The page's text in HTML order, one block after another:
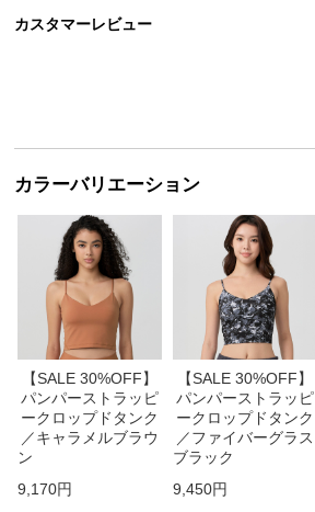
カスタマーレビュー
カラーバリエーション
【SALE 30%OFF】
パンパーストラッピ
ークロップドタンク
／キャラメルブラウ
ン
9,170円
【SALE 30%OFF】
パンパーストラッピ
ークロップドタンク
／ファイバーグラス
ブラック
9,450円